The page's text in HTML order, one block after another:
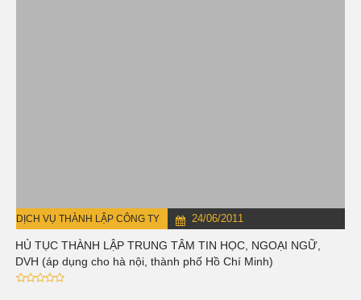
DỊCH VỤ THÀNH LẬP CÔNG TY 24/06/2011
THỦ TỤC THÀNH LẬP TRUNG TÂM TIN HỌC, NGOẠI NGỮ,
BDVH (áp dụng cho hà nội, thành phố Hồ Chí Minh)